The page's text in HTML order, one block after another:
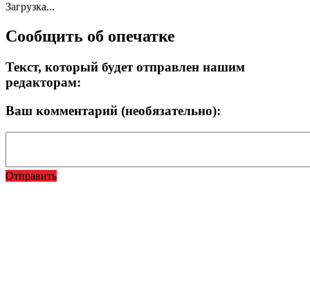
Загрузка...
Сообщить об опечатке
Текст, который будет отправлен нашим
редакторам:
Ваш комментарий (необязательно):
Отправить